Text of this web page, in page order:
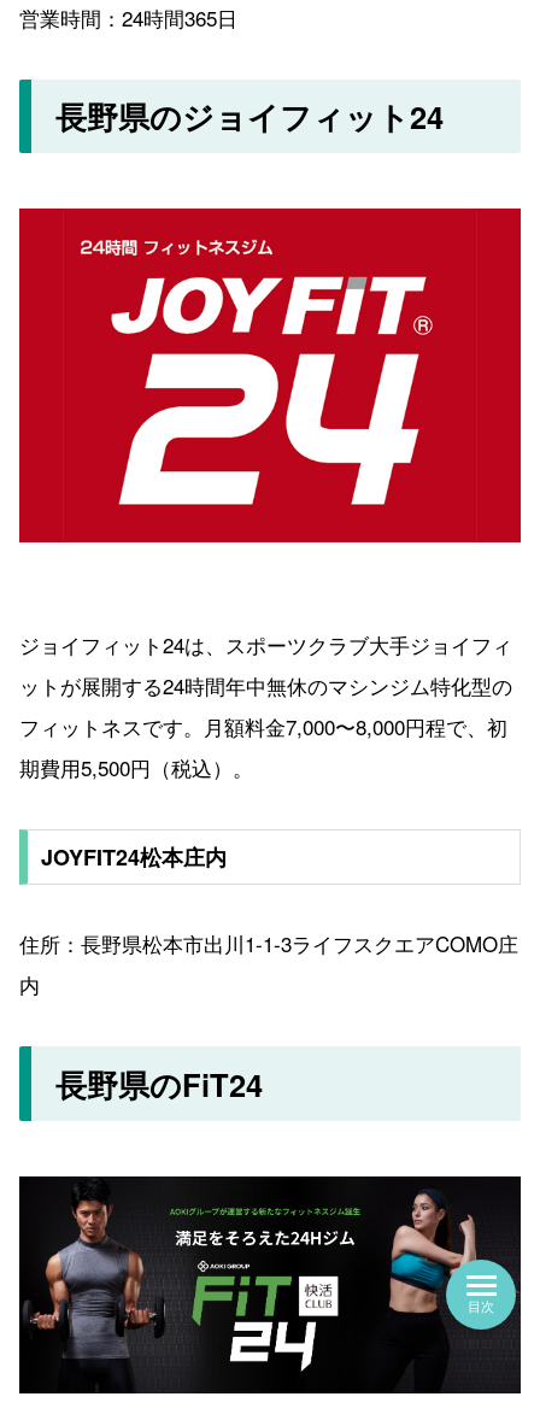
営業時間：24時間365日
長野県のジョイフィット24
ジョイフィット24は、スポーツクラブ大手ジョイフィ
ットが展開する24時間年中無休のマシンジム特化型の
フィットネスです。月額料金7,000〜8,000円程で、初
期費用5,500円（税込）。
JOYFIT24松本庄内
住所：長野県松本市出川1-1-3ライフスクエアCOMO庄
内
長野県のFiT24
目次